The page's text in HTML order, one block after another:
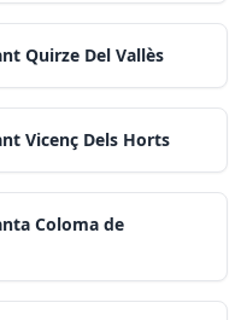
Quirze Del Vallès
Vicenç Dels Horts
Coloma de